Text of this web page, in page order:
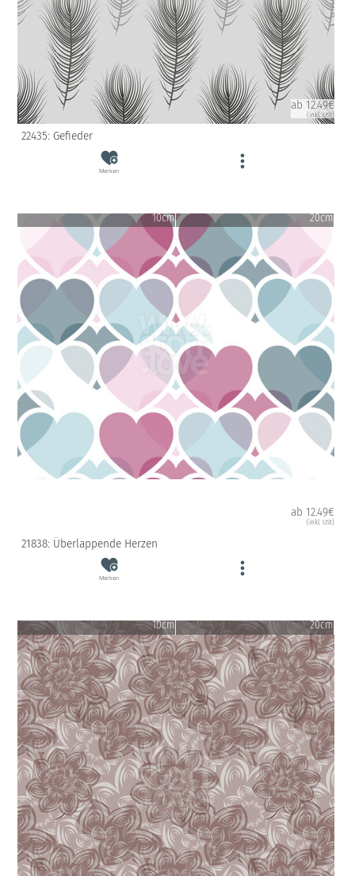
ab 12.49€
(inkl. USt)
22435: Gefieder
Merken
10cm 20cm
ab 12.49€
(inkl. USt)
21838: Überlappende Herzen
Merken
10cm 20cm